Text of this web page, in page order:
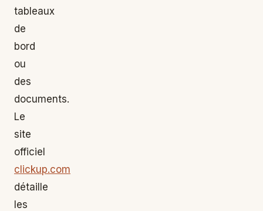
tableaux
de
bord
ou
des
documents.
Le
site
officiel
clickup.com
détaille
les